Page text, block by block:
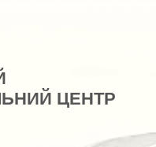
ЦЕНТР